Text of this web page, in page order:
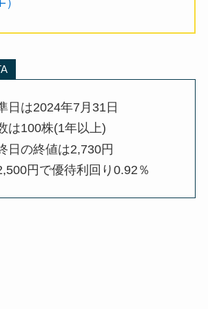
日は2024年7月31日
は100株(1年以上)
日の終値は2,730円
円で優待利回り0.92％